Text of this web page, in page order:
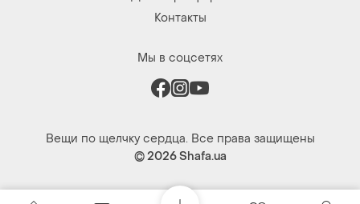
Контакты
Мы в соцсетях
Вещи по щелчку сердца. Все права защищены
© 2026Shafa.ua